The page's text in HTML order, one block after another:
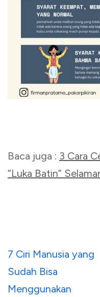
Baca juga : 3 Cara
“Luka Batin”
Navigasi
pos
7 Ciri Manusia yang
Sudah Bisa
Menggunakan